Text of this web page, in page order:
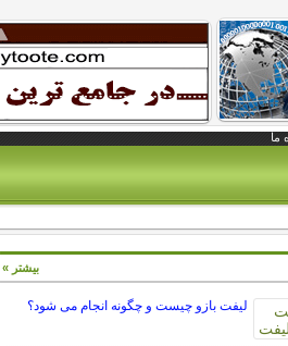
ما
لیفت بازو چیست و چگونه انجام می شود؟
بیشتر »